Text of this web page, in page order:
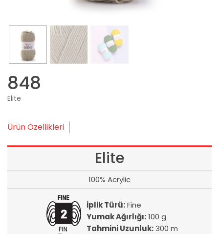
848
Elite
Ürün Özellikleri
Elite
100% Acrylic
İplik Türü:Fine
Yumak Ağırlığı:100 g
Tahmini Uzunluk:300 m